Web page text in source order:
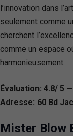
l’innovation dans
seulement comme
cherchent
comme un espace
harmonieusement.
Évaluation: 4.8/ 5
Adresse: 60 Bd
Mister Blow